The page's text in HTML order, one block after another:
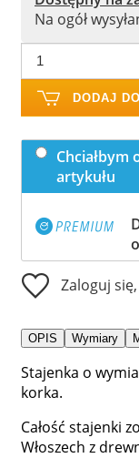
Na ogół
DODAJ
Chciałbym
artykułu
Zaloguj
OPIS Wymiary
Stajenka o
korka.
Całość stajenki
Włoszech z